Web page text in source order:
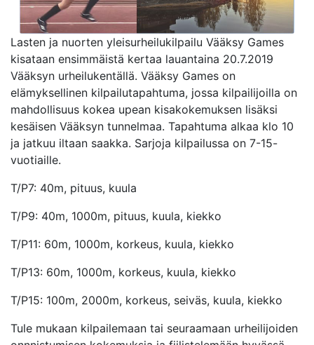
Lasten ja nuorten yleisurheilukilpailu Vääksy Games
kisataan ensimmäistä kertaa lauantaina 20.7.2019
Vääksyn urheilukentällä. Vääksy Games on
elämyksellinen kilpailutapahtuma, jossa kilpailijoilla on
mahdollisuus kokea upean kisakokemuksen lisäksi
kesäisen Vääksyn tunnelmaa. Tapahtuma alkaa klo 10
ja jatkuu iltaan saakka. Sarjoja kilpailussa on 7-15-
vuotiaille.
T/P7: 40m, pituus, kuula
T/P9: 40m, 1000m, pituus, kuula, kiekko
T/P11: 60m, 1000m, korkeus, kuula, kiekko
T/P13: 60m, 1000m, korkeus, kuula, kiekko
T/P15: 100m, 2000m, korkeus, seiväs, kuula, kiekko
Tule mukaan kilpailemaan tai seuraamaan urheilijoiden